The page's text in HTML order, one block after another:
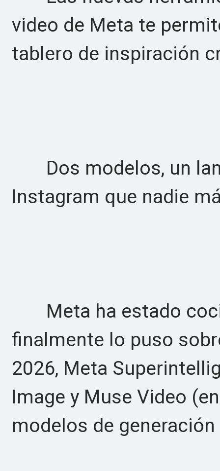
video de Meta te
tablero de inspiración
Dos modelos, un
Instagram que nadie
Meta ha estado
finalmente lo puso
2026, Meta
Image y Muse Video
modelos de